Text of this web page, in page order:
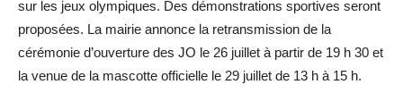
sur les jeux olympiques. Des démonstrations sportives seront
proposées. La mairie annonce la retransmission de la
cérémonie d’ouverture des JO le 26 juillet à partir de 19 h 30 et
la venue de la mascotte officielle le 29 juillet de 13 h à 15 h.